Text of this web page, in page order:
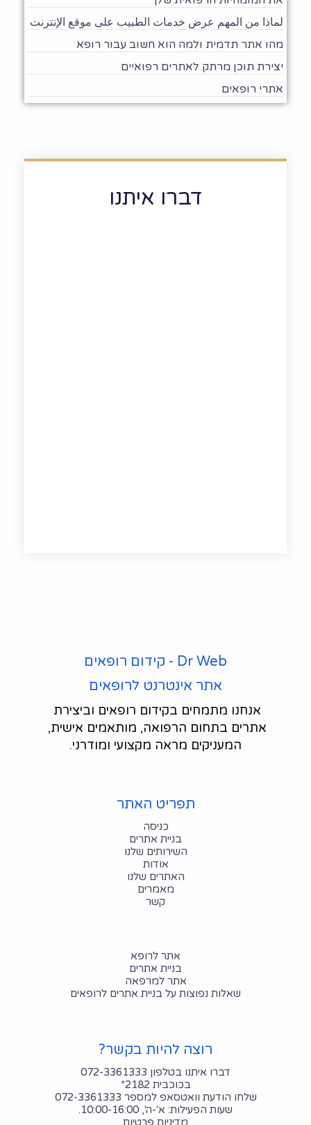
لماذا من المهم عرض خدمات الطبيب على موقع الإنترنت
מהו אתר תדמית ולמה הוא חשוב עבור רופא
יצירת תוכן מרתק לאתרים רפואיים
אתרי רופאים
דברו איתנו
Dr Web - קידום רופאים
אתר אינטרנט לרופאים
המעניקים מראה מקצועי ומודרני.
תפריט האתר
כניסה
בניית אתרים
השירותים שלנו
אודות
האתרים שלנו
מאמרים
קשר
אתר לרופא
בניית אתרים
אתר למרפאה
שאלות נפוצות על בניית אתרים לרופאים
רוצה להיות בקשר?
דברו איתנו בטלפון 072-3361333
בכוכבית 2182*
שלחו הודעת וואטסאפ למספר 072-3361333
שעות הפעילות: א'-ה', 10:00-16:00.
מדיניות פרטיות